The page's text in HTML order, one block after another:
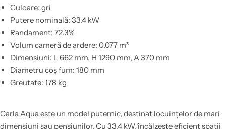
Culoare: gri
Putere nominală: 33.4 kW
Randament: 72.3%
Volum cameră de ardere: 0.077 m³
Dimensiuni: L 662 mm, H 1290 mm, A 370 mm
Diametru coș fum: 180 mm
Greutate: 178 kg
Carla Aqua este un model puternic, destinat locuințelor de mari
dimensiuni sau pensiunilor. Cu 33.4 kW, încălzește eficient spații